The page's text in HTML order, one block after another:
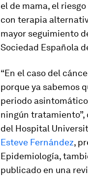
el de mama, el
con terapia
mayor seguimiento
Sociedad Española
“En el caso del
porque ya sabemos
periodo
ningún
del Hospital
Esteve Fernández,
Epidemiología,
publicado en una